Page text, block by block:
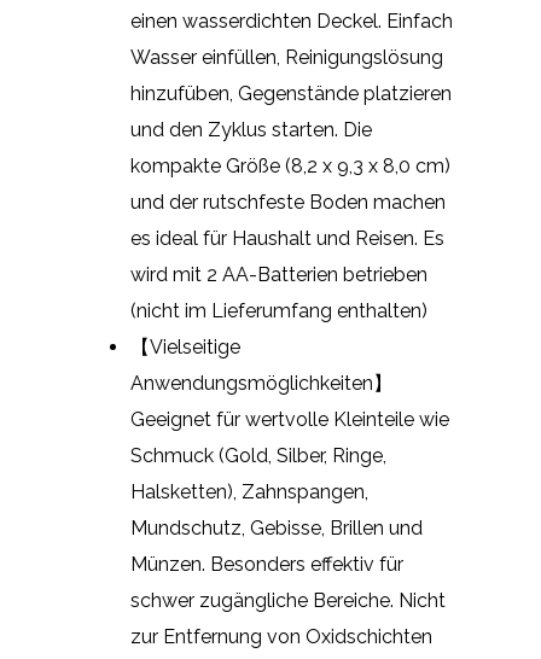
einen wasserdichten Deckel. Einfach
Wasser einfüllen, Reinigungslösung
hinzufüben, Gegenstände platzieren
und den Zyklus starten. Die
kompakte Größe (8,2 x 9,3 x 8,0 cm)
und der rutschfeste Boden machen
es ideal für Haushalt und Reisen. Es
wird mit 2 AA-Batterien betrieben
(nicht im Lieferumfang enthalten)
【Vielseitige
Anwendungsmöglichkeiten】
Geeignet für wertvolle Kleinteile wie
Schmuck (Gold, Silber, Ringe,
Halsketten), Zahnspangen,
Mundschutz, Gebisse, Brillen und
Münzen. Besonders effektiv für
schwer zugängliche Bereiche. Nicht
zur Entfernung von Oxidschichten